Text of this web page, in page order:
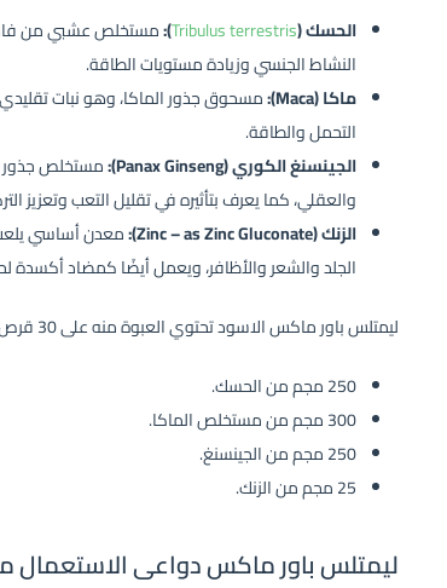
الحسك (Tribulus terrestris
):مستخلص عشبي من
النشاط الجنسي وزيادة مستويات الطاقة.
ماكا (Maca):
مسحوق جذور الماكا، وهو نبات
التحمل والطاقة.
الجينسنغ الكوري (Panax Ginseng):
مستخلص جذور
والعقلي، كما يعرف بتأثيره في تقليل التعب وتعزيز
الزنك (Zinc – as Zinc Gluconate):
معدن أساسي يلعب
الجلد والشعر والأظافر، ويعمل أيضًا كمضاد أكسدة
ليمتلس باور ماكس الاسود تحتوي العبوة منه على 30 قرص مغلف يؤخذ بالفم بتركيزات المواد الفعالة كما يلي:
250 مجم من الحسك.
300 مجم من مستخلص الماكا.
250 مجم من الجينسنغ.
25 مجم من الزنك.
ليمتلس باور ماكس دواعى الاستعمال